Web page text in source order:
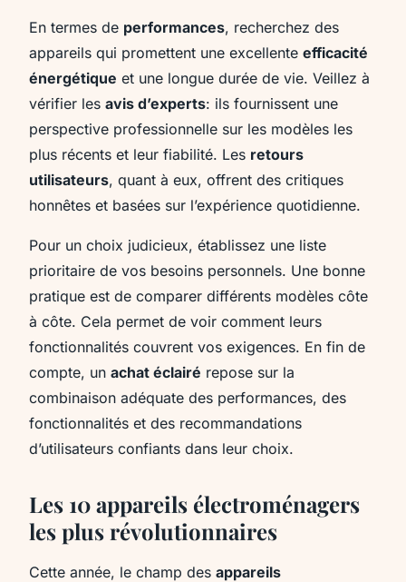
En termes de performances, recherchez des
appareils qui promettent une excellente efficacité
énergétique et une longue durée de vie. Veillez à
vérifier les avis d’experts: ils fournissent une
perspective professionnelle sur les modèles les
plus récents et leur fiabilité. Les retours
utilisateurs, quant à eux, offrent des critiques
honnêtes et basées sur l’expérience quotidienne.
Pour un choix judicieux, établissez une liste
prioritaire de vos besoins personnels. Une bonne
pratique est de comparer différents modèles côte
à côte. Cela permet de voir comment leurs
fonctionnalités couvrent vos exigences. En fin de
compte, un achat éclairé repose sur la
combinaison adéquate des performances, des
fonctionnalités et des recommandations
d’utilisateurs confiants dans leur choix.
Les 10 appareils électroménagers
les plus révolutionnaires
Cette année, le champ des appareils